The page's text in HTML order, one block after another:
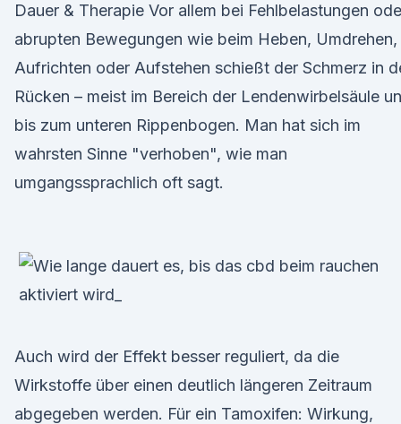
Dauer & Therapie Vor allem bei Fehlbelastungen
abrupten Bewegungen wie beim Heben, Umdrehen,
Aufrichten oder Aufstehen schießt der Schmerz in
Rücken – meist im Bereich der Lendenwirbelsäule
bis zum unteren Rippenbogen. Man hat sich im
wahrsten Sinne "verhoben", wie man
umgangssprachlich oft sagt.
Auch wird der Effekt besser reguliert, da die
Wirkstoffe über einen deutlich längeren Zeitraum
abgegeben werden. Für ein Tamoxifen: Wirkung,